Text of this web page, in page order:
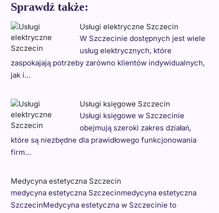
Sprawdź także:
Usługi elektryczne Szczecin
W Szczecinie dostępnych jest wiele
usług elektrycznych, które
zaspokajają potrzeby zarówno klientów indywidualnych,
jak i…
Usługi księgowe Szczecin
Usługi księgowe w Szczecinie
obejmują szeroki zakres działań,
które są niezbędne dla prawidłowego funkcjonowania
firm…
Medycyna estetyczna Szczecin
medycyna estetyczna Szczecinmedycyna estetyczna
SzczecinMedycyna estetyczna w Szczecinie to